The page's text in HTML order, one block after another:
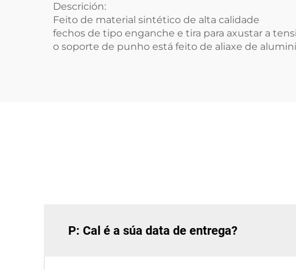
Descrición:
Feito de material sintético de alta calidade
fechos de tipo enganche e tira para axustar a
o soporte de punho está feito de aliaxe de
P: Cal é a súa data de entrega?